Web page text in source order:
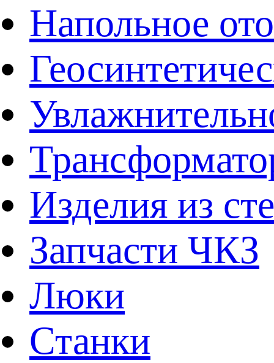
Напольное
Изделия из
Запчасти ЧКЗ
Люки
Станки